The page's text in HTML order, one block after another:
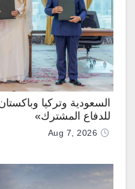
السعودية وتركيا
للدفاع المشترك»
Aug 7, 2026